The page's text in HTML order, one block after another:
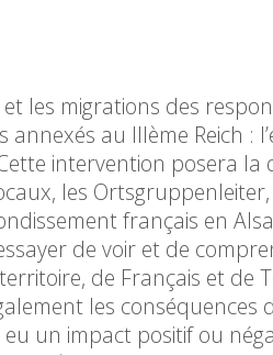
et les migrations des
au IIIème Reich :
intervention posera
les
français en
de voir et de
de Français et de
les
un impact positif ou